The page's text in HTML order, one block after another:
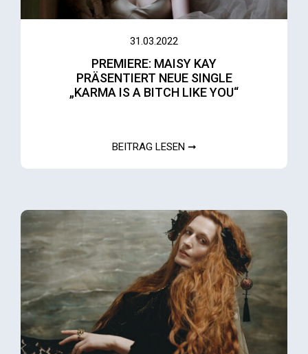
31.03.2022
PREMIERE: MAISY KAY
PRÄSENTIERT NEUE SINGLE
„KARMA IS A BITCH LIKE YOU“
BEITRAG LESEN ➞